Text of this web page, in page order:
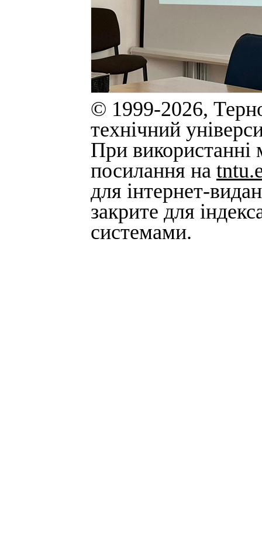
© 1999-2026,
технічний
При використанні
посилання на
для інтернет-
закрите для
системами.